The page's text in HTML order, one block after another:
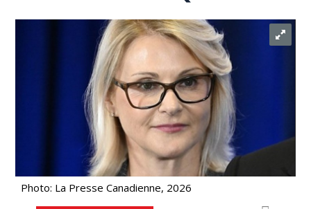
Photo: La Presse Canadienne, 2026